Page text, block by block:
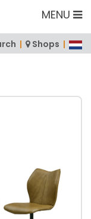
MENU
| Shops |